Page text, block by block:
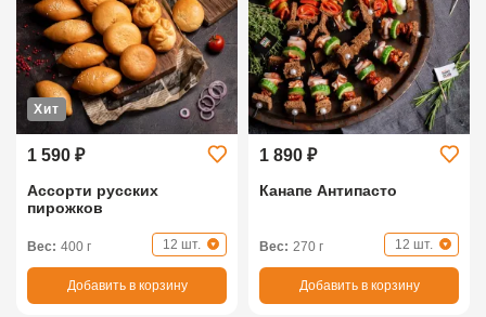
Хит
1 590 ₽
Ассорти русских
пирожков
Вес: 400 г 12 шт.
Добавить в корзину
1 890 ₽
Канапе Антипасто
Вес: 270 г 12 шт.
Добавить в корзину